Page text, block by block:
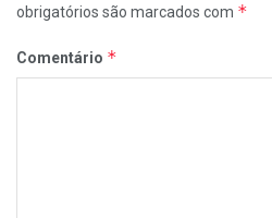
obrigatórios são marcados com *
Comentário *